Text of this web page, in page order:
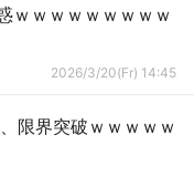
ｗｗｗｗｗｗｗｗ
2026/3/20(Fr) 14:45
限界突破ｗｗｗｗｗ